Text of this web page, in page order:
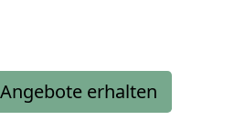
erhalten